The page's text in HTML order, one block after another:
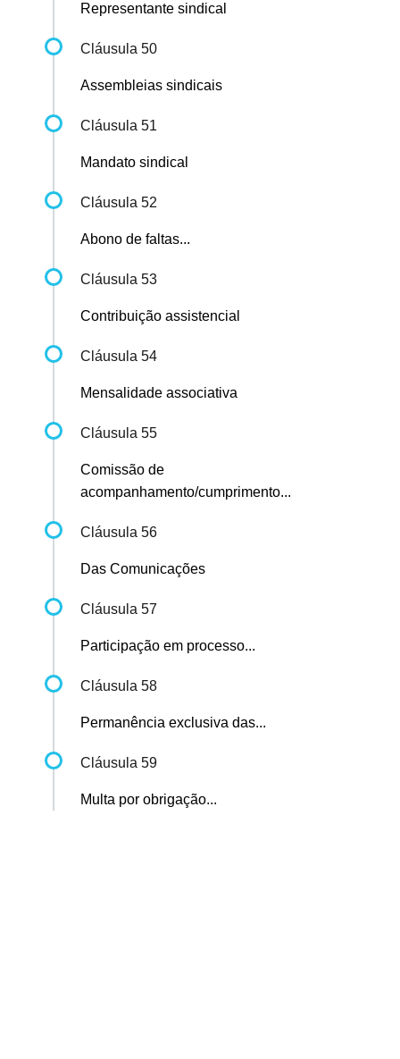
Representante sindical
Cláusula 50
Assembleias sindicais
Cláusula 51
Mandato sindical
Cláusula 52
Abono de faltas...
Cláusula 53
Contribuição assistencial
Cláusula 54
Mensalidade associativa
Cláusula 55
Comissão de
acompanhamento/cumprimento...
Cláusula 56
Das Comunicações
Cláusula 57
Participação em processo...
Cláusula 58
Permanência exclusiva das...
Cláusula 59
Multa por obrigação...